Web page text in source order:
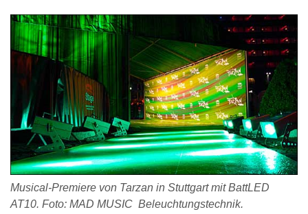
Musical-Premiere von Tarzan in Stuttgart mit BattLED
AT10. Foto: MAD MUSIC Beleuchtungstechnik.